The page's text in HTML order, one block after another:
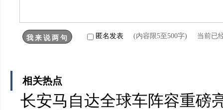
匿名发表 (内容限5至500字) 当前已
相关热点
长安马自达全球车阵容重磅